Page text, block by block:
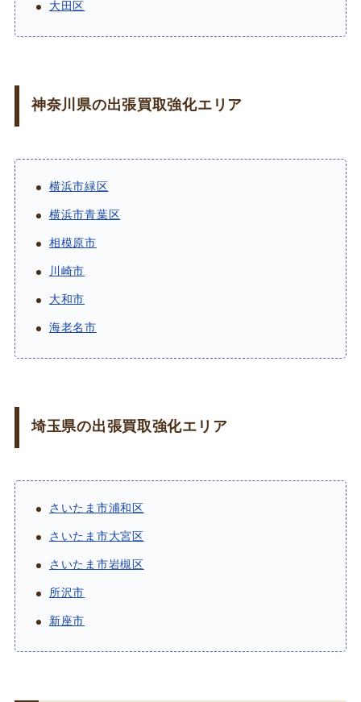
大田区
神奈川県の出張買取強化エリア
横浜市緑区
横浜市青葉区
相模原市
川崎市
大和市
海老名市
埼玉県の出張買取強化エリア
さいたま市浦和区
さいたま市大宮区
さいたま市岩槻区
所沢市
新座市